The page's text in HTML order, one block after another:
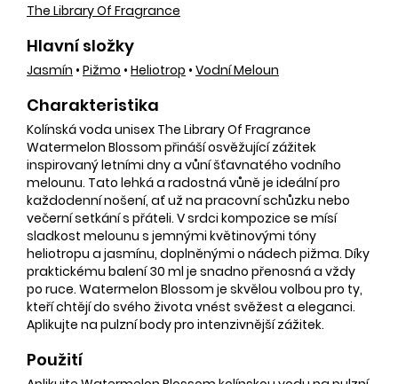
The Library Of Fragrance
Hlavní složky
Jasmín • Pižmo • Heliotrop • Vodní Meloun
Charakteristika
Kolínská voda unisex The Library Of Fragrance
Watermelon Blossom přináší osvěžující zážitek
inspirovaný letními dny a vůní šťavnatého vodního
melounu. Tato lehká a radostná vůně je ideální pro
každodenní nošení, ať už na pracovní schůzku nebo
večerní setkání s přáteli. V srdci kompozice se mísí
sladkost melounu s jemnými květinovými tóny
heliotropu a jasmínu, doplněnými o nádech pižma. Díky
praktickému balení 30 ml je snadno přenosná a vždy
po ruce. Watermelon Blossom je skvělou volbou pro ty,
kteří chtějí do svého života vnést svěžest a eleganci.
Aplikujte na pulzní body pro intenzivnější zážitek.
Použití